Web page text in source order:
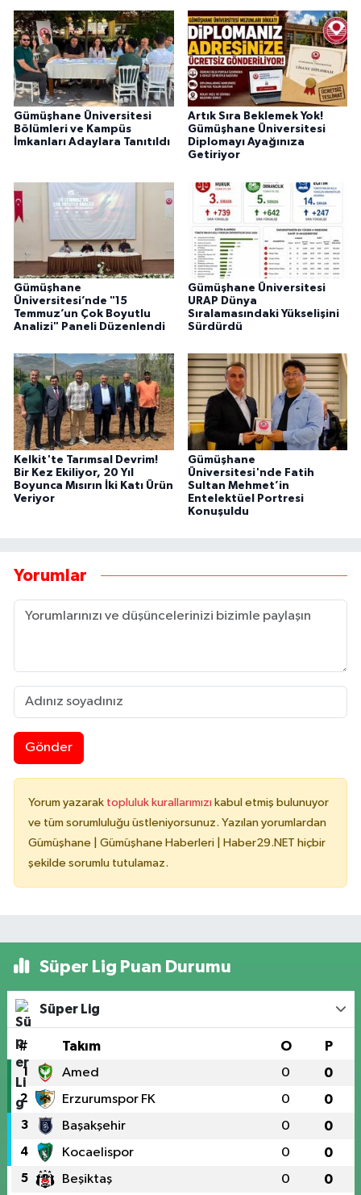
Gümüşhane Üniversitesi
Bölümleri ve Kampüs
İmkanları Adaylara Tanıtıldı
Artık Sıra Beklemek Yok!
Gümüşhane Üniversitesi
Diplomayı Ayağınıza
Getiriyor
Gümüşhane
Üniversitesi’nde "15
Temmuz’un Çok Boyutlu
Analizi" Paneli Düzenlendi
Gümüşhane Üniversitesi
URAP Dünya
Sıralamasındaki Yükselişini
Sürdürdü
Kelkit'te Tarımsal Devrim!
Bir Kez Ekiliyor, 20 Yıl
Boyunca Mısırın İki Katı Ürün
Veriyor
Gümüşhane
Üniversitesi'nde Fatih
Sultan Mehmet’in
Entelektüel Portresi
Konuşuldu
Yorumlar
Gönder
Yorum yazarak topluluk kurallarımızı kabul etmiş bulunuyor
ve tüm sorumluluğu üstleniyorsunuz. Yazılan yorumlardan
Gümüşhane | Gümüşhane Haberleri | Haber29.NET hiçbir
şekilde sorumlu tutulamaz.
Süper Lig Puan Durumu
Süper Lig
# Takım O P
1 Amed 0 0
2 Erzurumspor FK 0 0
3 Başakşehir 0 0
4 Kocaelispor 0 0
5 Beşiktaş 0 0